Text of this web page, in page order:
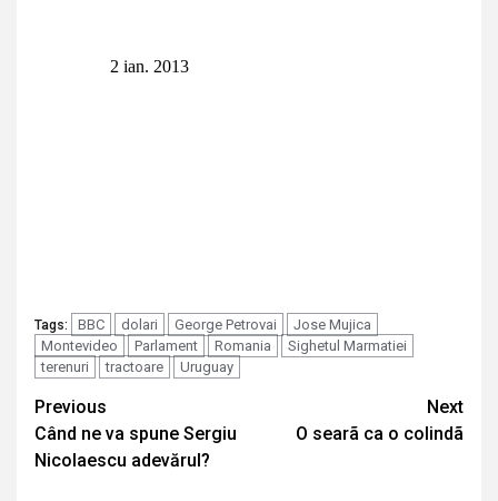
2 ian. 2013
Tags: BBC dolari George Petrovai
Jose Mujica
Montevideo
Parlament Romania
Sighetul Marmatiei
terenuri
tractoare Uruguay
Continue
Reading
Previous
Când ne va spune Sergiu
Nicolaescu adevărul?
Next
O searã ca o colindã